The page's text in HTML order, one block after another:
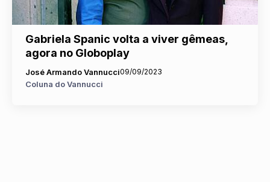
Gabriela Spanic volta a viver gêmeas,
agora no Globoplay
José Armando Vannucci09/09/2023
Coluna do Vannucci